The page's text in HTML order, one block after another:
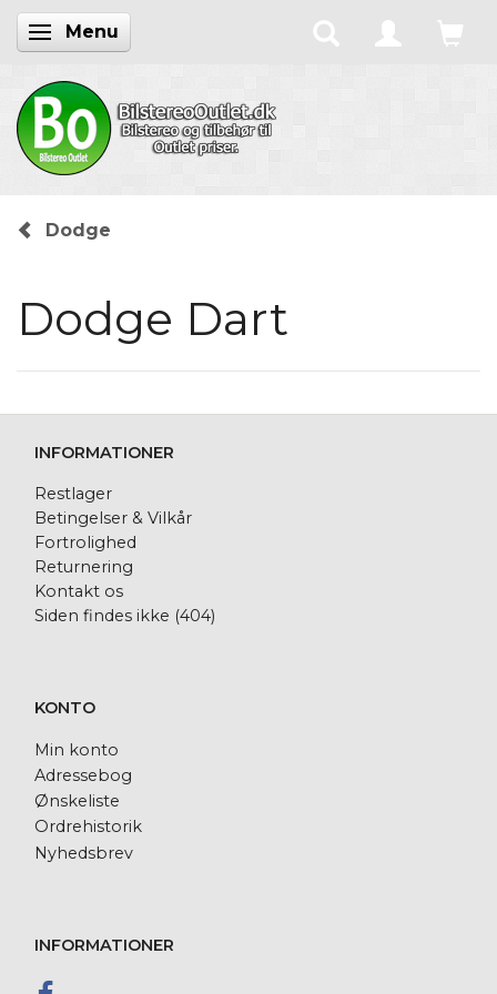
Skifte navigation
Menu
Dodge
Dodge Dart
INFORMATIONER
Restlager
Betingelser & Vilkår
Fortrolighed
Returnering
Kontakt os
Siden findes ikke (404)
KONTO
Min konto
Adressebog
Ønskeliste
Ordrehistorik
Nyhedsbrev
INFORMATIONER